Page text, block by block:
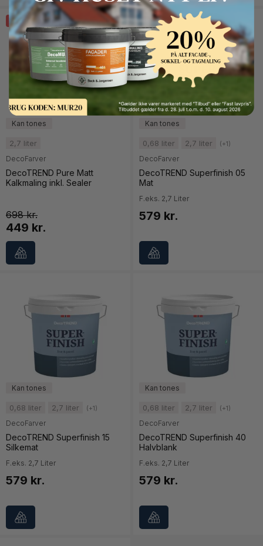
SPAR 36%
2,7 liter
DecoFarver
DecoTREND Pure Matt
Kalkmaling inkl. Sealer
698
449 kr.
0,68 liter 2,7 liter (+1)
DecoFarver
DecoTREND Superfinish 05
Mat
F.eks. 2,7 Liter
579 kr.
0,68 liter 2,7 liter (+1)
DecoFarver
DecoTREND Superfinish 15
Silkemat
F.eks. 2,7 Liter
579 kr.
0,68 liter 2,7 liter (+1)
DecoFarver
DecoTREND Superfinish 40
Halvblank
F.eks. 2,7 Liter
579 kr.
Button Text